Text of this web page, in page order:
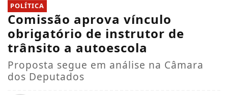
POLÍTICA
Comissão aprova vínculo
obrigatório de instrutor de
trânsito a autoescola
Proposta segue em análise na Câmara
dos Deputados